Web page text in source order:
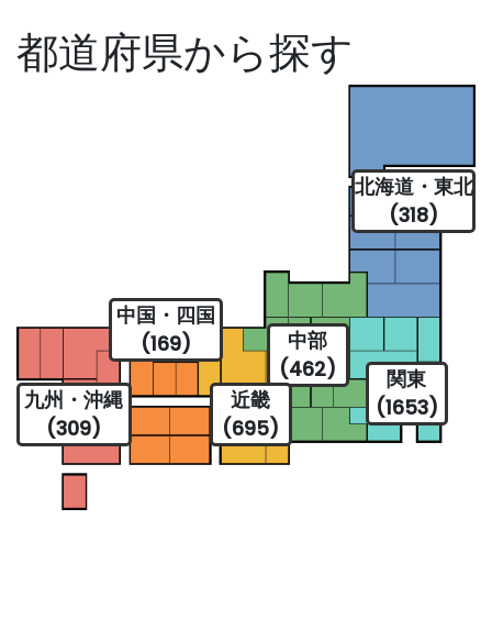
都道府県から探す
北海道・東北
(318)
関東
(1653)
中部
(462)
近畿
(695)
中国・四国
(169)
九州・沖縄
(309)